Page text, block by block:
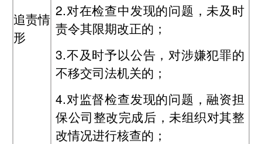
追责情
形
2.对在检查中发现的问题，未及时
责令其限期改正的；
3.不及时予以公告，对涉嫌犯罪的
不移交司法机关的；
4.对监督检查发现的问题，融资担
保公司整改完成后，未组织对其整
改情况进行核查的；